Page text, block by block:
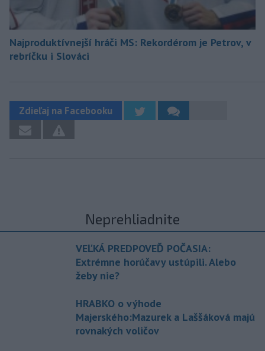
Najproduktívnejší hráči MS: Rekordérom je Petrov, v
rebríčku i Slováci
Zdieľaj na Facebooku
Neprehliadnite
VEĽKÁ PREDPOVEĎ POČASIA:
Extrémne horúčavy ustúpili. Alebo
žeby nie?
HRABKO o výhode
Majerského:Mazurek a Laššáková majú
rovnakých voličov